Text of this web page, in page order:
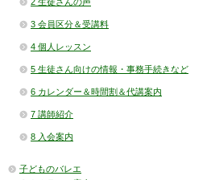
3 会員区分＆受講料
4 個人レッスン
5 生徒さん向けの情報・事務手続きなど
6 カレンダー＆時間割＆代講案内
7 講師紹介
8 入会案内
子どものバレエ